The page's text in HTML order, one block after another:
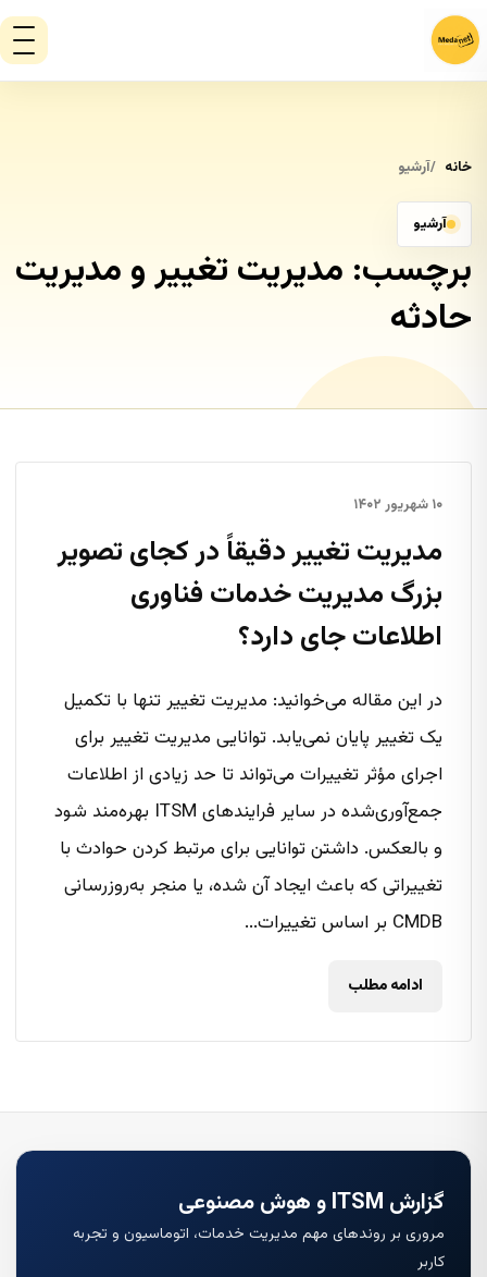
خانه آرشیو
آرشیو
برچسب: مدیریت تغییر و مدیریت
حادثه
۱۰ شهریور ۱۴۰۲
مدیریت تغییر دقیقاً در کجای تصویر
بزرگ مدیریت خدمات فناوری
اطلاعات جای دارد؟
در این مقاله می‌خوانید: مدیریت تغییر تنها با تکمیل
یک تغییر پایان نمی‌یابد. توانایی مدیریت تغییر برای
اجرای مؤثر تغییرات می‌تواند تا حد زیادی از اطلاعات
جمع‌آوری‌شده در سایر فرایندهای ITSM بهره‌مند شود
و بالعکس. داشتن توانایی برای مرتبط کردن حوادث با
تغییراتی که باعث ایجاد آن شده، یا منجر به‌روزرسانی
CMDB بر اساس تغییرات...
ادامه مطلب
گزارش ITSM و هوش مصنوعی
مروری بر روندهای مهم مدیریت خدمات، اتوماسیون و تجربه
کاربر